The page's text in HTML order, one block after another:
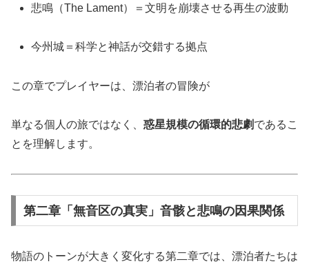
悲鳴（The Lament）＝文明を崩壊させる再生の波動
今州城＝科学と神話が交錯する拠点
この章でプレイヤーは、漂泊者の冒険が
単なる個人の旅ではなく、 惑星規模の循環的悲劇 であるこ
とを理解します。
第二章「無音区の真実」音骸と悲鳴の因果関係
物語のトーンが大きく変化する第二章では、漂泊者たちは